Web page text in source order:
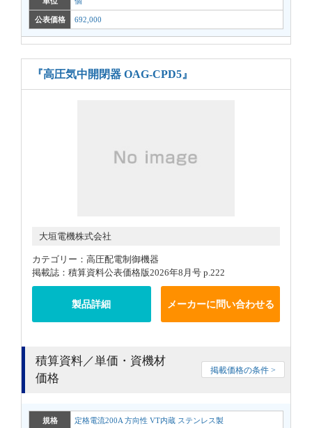
公表価格 692,000
『高圧気中開閉器 OAG-CPD5』
大垣電機株式会社
カテゴリー：高圧配電制御機器
掲載誌：積算資料公表価格版2026年8月号 p.222
製品詳細 メーカーに問い合わせる
積算資料／単価・資機材
価格
掲載価格の条件 >
規格 定格電流200A 方向性 VT内蔵 ステンレス製